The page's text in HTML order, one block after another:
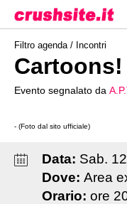
Filtro agenda / Incontri
Cartoons!
Evento segnalato da
- (Foto dal sito ufficiale)
Data: Sab. 12
Dove: Area
Orario: ore